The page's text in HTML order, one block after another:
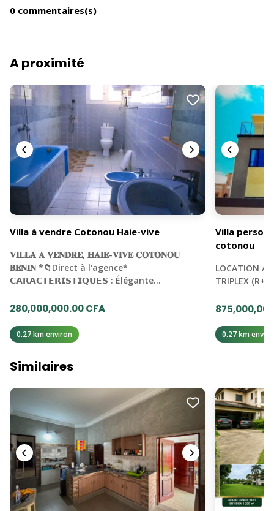
0 commentaires(s)
A proximité
Villa à vendre Cotonou Haie-vive
𝐕𝐈𝐋𝐋𝐀 𝐀 𝐕𝐄𝐍𝐃𝐑𝐄, 𝐇𝐀𝐈𝐄-𝐕𝐈𝐕𝐄 𝐂𝐎𝐓𝐎𝐍𝐎𝐔
𝐁𝐄𝐍𝐈𝐍 *📁Direct à l'agence*
𝗖𝗔𝗥𝗔𝗖𝗧𝗘𝗥𝗜𝗦𝗧𝗜𝗤𝗨𝗘𝗦 : Élégante…
280,000,000.00 CFA
0.27 km environ
Villa
cotonou
LOCATION /
TRIPLEX
0.27 km
Similaires